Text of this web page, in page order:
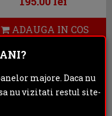
ADAUGA IN COS
majore. Daca nu
nu vizitati restul site-